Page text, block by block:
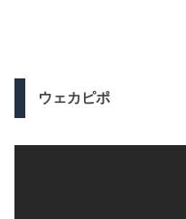
ウェカピポ